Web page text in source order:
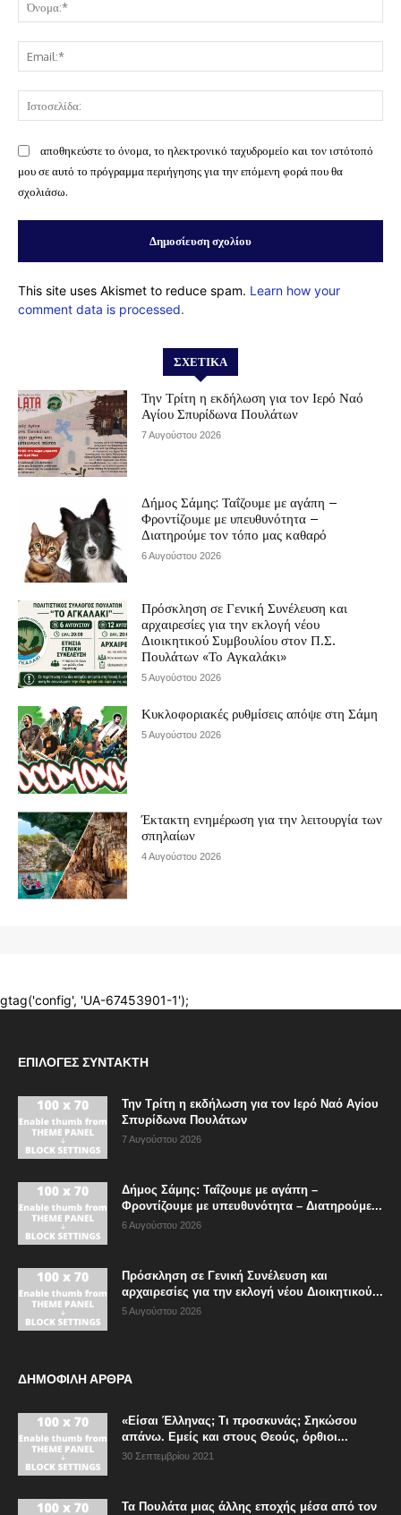
ΕΠΙΛΟΓΈΣ ΣΥΝΤΆΚΤΗ
Την Τρίτη η εκδήλωση για τον Ιερό Ναό Αγίου
Σπυρίδωνα Πουλάτων
7 Αυγούστου 2026
Δήμος Σάμης: Ταΐζουμε με αγάπη –
Φροντίζουμε με υπευθυνότητα – Διατηρούμε...
6 Αυγούστου 2026
Πρόσκληση σε Γενική Συνέλευση και
αρχαιρεσίες για την εκλογή νέου Διοικητικού...
5 Αυγούστου 2026
ΔΗΜΟΦΙΛΗ ΑΡΘΡΑ
«Είσαι Έλληνας; Τι προσκυνάς; Σηκώσου
απάνω. Εμείς και στους Θεούς, όρθιοι...
30 Σεπτεμβρίου 2021
Τα Πουλάτα μιας άλλης εποχής μέσα από τον